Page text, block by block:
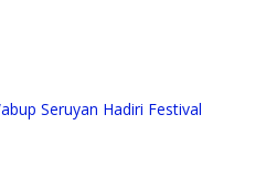
Seruyan Hadiri Festival